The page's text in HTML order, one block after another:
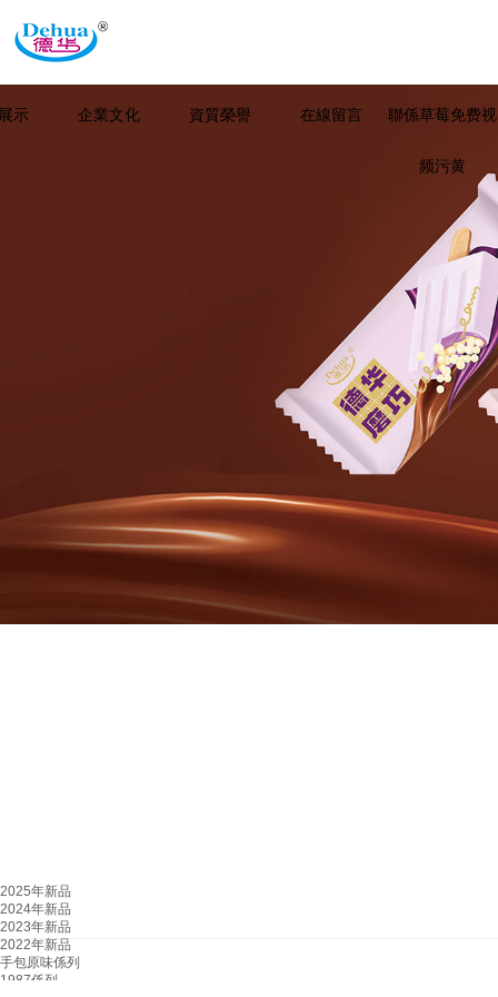
示 企業文化 資質榮譽 在線留言 聯係草莓免费视
频污黄
2025年新品
2024年新品
2023年新品
2022年新品
手包原味係列
1987係列